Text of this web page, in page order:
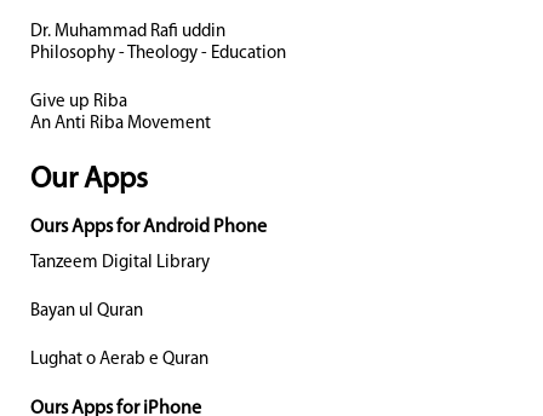
Dr. Muhammad Rafi uddin
Philosophy - Theology - Education
Give up Riba
An Anti Riba Movement
Our Apps
Ours Apps for Android Phone
Tanzeem Digital Library
Bayan ul Quran
Lughat o Aerab e Quran
Ours Apps for iPhone